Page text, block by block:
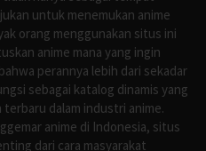
untuk menemukan anime
orang menggunakan situs ini
anime mana yang ingin
perannya lebih dari sekadar
sebagai katalog dinamis yang
dalam industri anime.
anime di Indonesia, situs
dari cara masyarakat